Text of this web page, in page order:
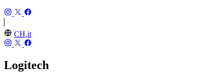
CH,it
Logitech